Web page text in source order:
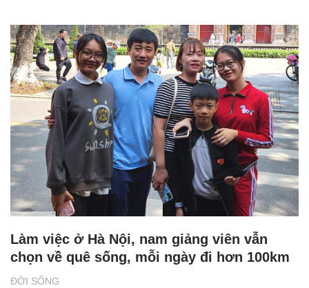
ĐỜI SỐNG
Làm việc ở Hà Nội, nam giảng viên vẫn
chọn về quê sống, mỗi ngày đi hơn 100km